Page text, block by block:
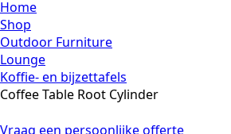
Home
Shop
Outdoor Furniture
Lounge
Koffie- en bijzettafels
Coffee Table Root Cylinder
Vraag een persoonlijke offerte